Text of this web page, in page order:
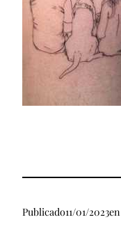
Publicado11/01/2023en